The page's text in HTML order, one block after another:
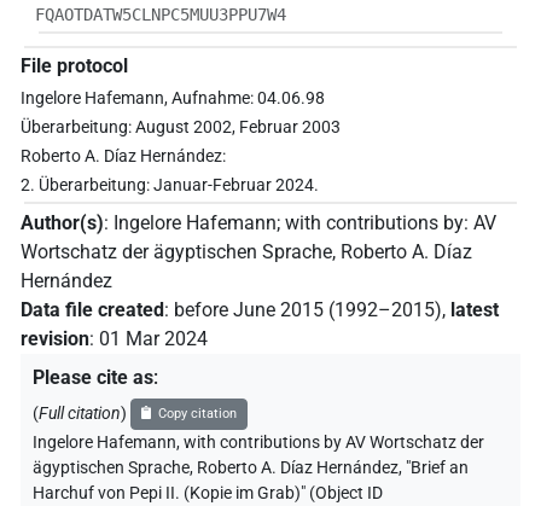
FQAOTDATW5CLNPC5MUU3PPU7W4
File protocol
Ingelore Hafemann, Aufnahme: 04.06.98
Überarbeitung: August 2002, Februar 2003
Roberto A. Díaz Hernández:
2. Überarbeitung: Januar-Februar 2024.
Author(s): Ingelore Hafemann; with contributions by: AV
Wortschatz der ägyptischen Sprache, Roberto A. Díaz
Hernández
Data file created: before June 2015 (1992–2015), latest
revision: 01 Mar 2024
Please cite as:
(Full citation) Copy citation
Ingelore Hafemann,with contributions byAV Wortschatz der
ägyptischen Sprache, Roberto A. Díaz Hernández, "Brief an
Harchuf von Pepi II. (Kopie im Grab)" (Object ID